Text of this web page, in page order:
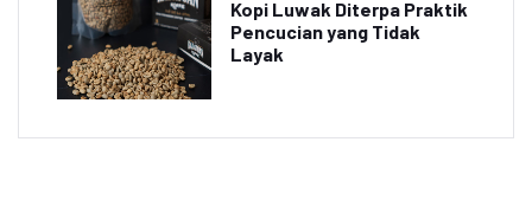
Kopi Luwak Diterpa Praktik
Pencucian yang Tidak
Layak